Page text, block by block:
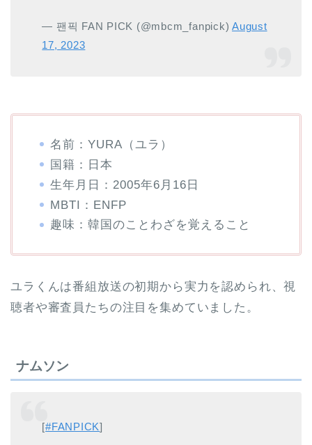
— 팬픽 FAN PICK (@mbcm_fanpick)August
17, 2023
名前：YURA（ユラ）
国籍：日本
生年月日：2005年6月16日
MBTI：ENFP
趣味：韓国のことわざを覚えること
ユラくんは番組放送の初期から実力を認められ、視
聴者や審査員たちの注目を集めていました。
ナムソン
[#FANPICK]